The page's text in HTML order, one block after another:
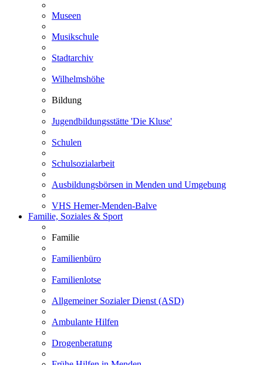
Museen
Musikschule
Stadtarchiv
Wilhelmshöhe
Bildung
Jugendbildungsstätte 'Die Kluse'
Schulen
Schulsozialarbeit
Ausbildungsbörsen in Menden und Umgebung
VHS Hemer-Menden-Balve
Familie, Soziales & Sport
Familie
Familienbüro
Familienlotse
Allgemeiner Sozialer Dienst (ASD)
Ambulante Hilfen
Drogenberatung